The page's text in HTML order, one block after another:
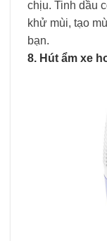
chịu. Tinh dầu
khử mùi, tạo
bạn.
8. Hút ẩm xe